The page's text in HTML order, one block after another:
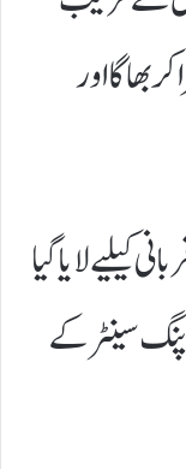
بھاگا اور
لایا گیا
سینٹر کے